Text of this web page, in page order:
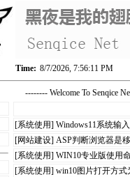
Time: 8/7/2026, 7:56:11 PM
-------- Welcome To Senqice
[系统使用] Windows11系统输
[网站建设] ASP判断浏览器是
[系统使用] WIN10专业版使用
[系统使用] win10图片打开方